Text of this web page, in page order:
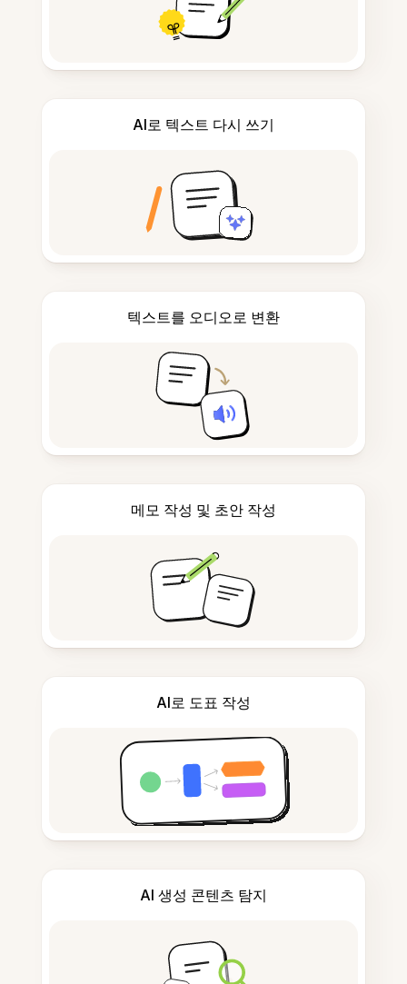
AI로 텍스트 다시 쓰기
텍스트를 오디오로 변환
메모 작성 및 초안 작성
AI로 도표 작성
AI 생성 콘텐츠 탐지